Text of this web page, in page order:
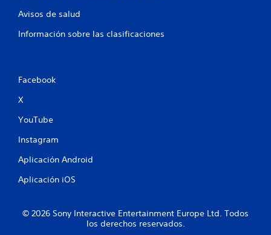
Avisos de salud
Información sobre las clasificaciones
Facebook
X
YouTube
Instagram
Aplicación Android
Aplicación iOS
© 2026 Sony Interactive Entertainment Europe Ltd. Todos
los derechos reservados.